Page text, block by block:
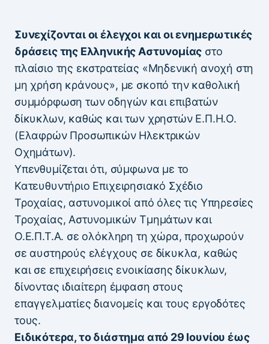
Συνεχίζονται οι έλεγχοι και οι ενημερωτικές
δράσεις της Ελληνικής Αστυνομίας στο
πλαίσιο της εκστρατείας «Μηδενική ανοχή στη
μη χρήση κράνους», με σκοπό την καθολική
συμμόρφωση των οδηγών και επιβατών
δίκυκλων, καθώς και των χρηστών Ε.Π.Η.Ο.
(Ελαφρών Προσωπικών Ηλεκτρικών
Οχημάτων).
Υπενθυμίζεται ότι, σύμφωνα με το
Κατευθυντήριο Επιχειρησιακό Σχέδιο
Τροχαίας, αστυνομικοί από όλες τις Υπηρεσίες
Τροχαίας, Αστυνομικών Τμημάτων και
Ο.Ε.Π.Τ.Α. σε ολόκληρη τη χώρα, προχωρούν
σε αυστηρούς ελέγχους σε δίκυκλα, καθώς
και σε επιχειρήσεις ενοικίασης δίκυκλων,
δίνοντας ιδιαίτερη έμφαση στους
επαγγελματίες διανομείς και τους εργοδότες
τους.
Ειδικότερα, το διάστημα από 29 Ιουνίου έως